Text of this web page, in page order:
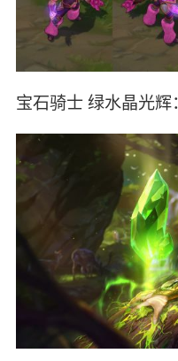
宝石骑士 绿水晶光辉：